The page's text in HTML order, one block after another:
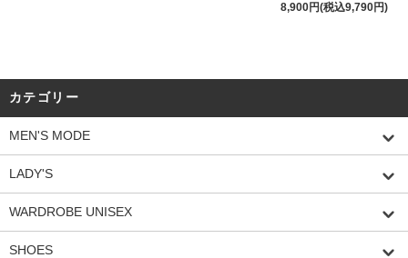
8,900円(税込9,790円)
カテゴリー
MEN'S MODE
LADY'S
WARDROBE UNISEX
SHOES